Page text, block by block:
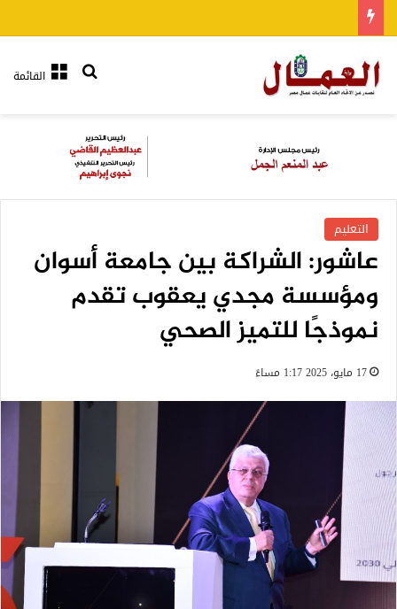
القائمةبحث عن
التعليم
عاشور: الشراكة بين جامعة أسوان
ومؤسسة مجدي يعقوب تقدم
نموذجًا للتميز الصحي
17 مايو، 2025 1:17 مساءً